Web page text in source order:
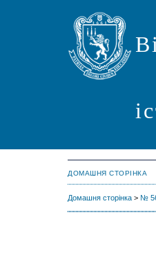
ДОМАШНЯ СТОРІНКА
Домашня сторінка > №